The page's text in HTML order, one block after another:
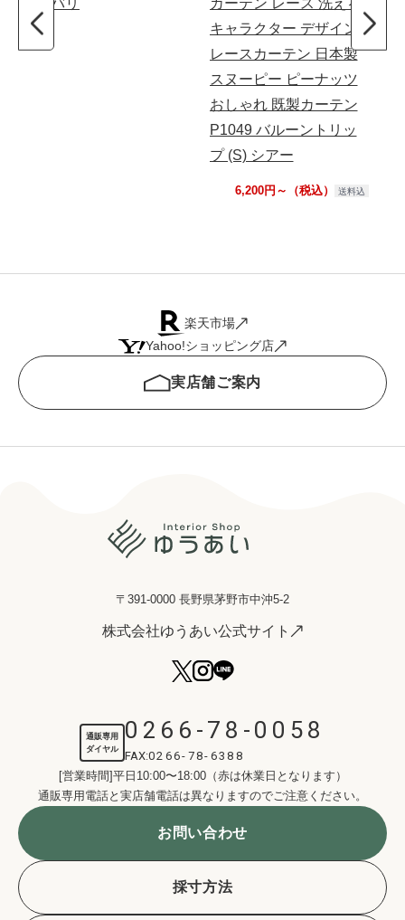
トバリ
カーテン レース 洗える
キャラクター デザイン
レースカーテン 日本製
スヌーピー ピーナッツ
おしゃれ 既製カーテン
P1049 バルーントリッ
プ (S) シアー
6,200円～（税込） 送料込
楽天市場
Yahoo!ショッピング店
実店舗ご案内
〒391-0000 長野県茅野市中沖5-2
株式会社ゆうあい公式サイト
通販専用
ダイヤル
0266-78-0058
FAX:0266-78-6388
[営業時間]平日10:00〜18:00（赤は休業日となります）
通販専用電話と実店舗電話は異なりますのでご注意ください。
お問い合わせ
採寸方法